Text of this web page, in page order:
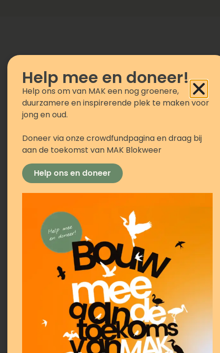
SDG #7: Schone en betaalbare energie
Windmolens
bouwen
Gebruik voor deze activiteit de
materialen uit de leskist.
Help mee en doneer!
Help ons om van MAK een nog groenere,
duurzamere en inspirerende plek te maken voor
jong en oud.
Doneer via onze crowdfundpagina en draag bij
aan de toekomst van MAK Blokweer
Help ons en doneer